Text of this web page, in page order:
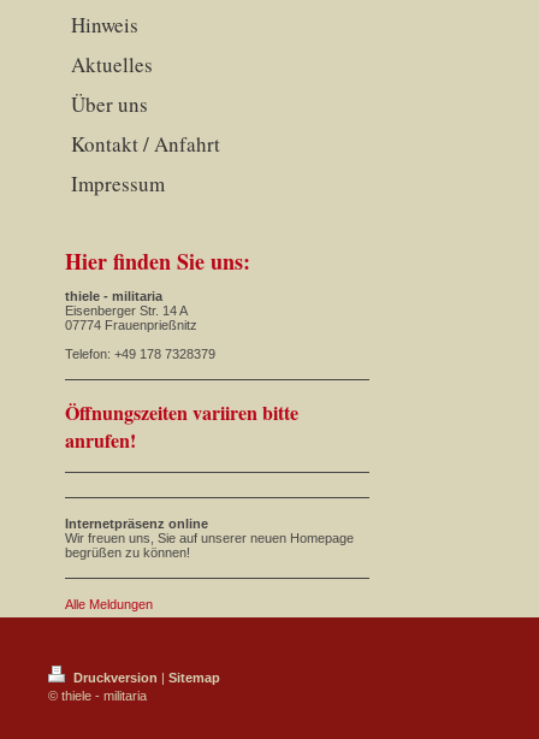
Hinweis
Aktuelles
Über uns
Kontakt / Anfahrt
Impressum
Hier finden Sie uns:
thiele - militaria
Eisenberger Str. 14 A
07774 Frauenprießnitz
Telefon: +49 178 7328379
Öffnungszeiten variiren bitte
anrufen!
Internetpräsenz online
Wir freuen uns, Sie auf unserer neuen Homepage
begrüßen zu können!
Alle Meldungen
Druckversion | Sitemap
© thiele - militaria